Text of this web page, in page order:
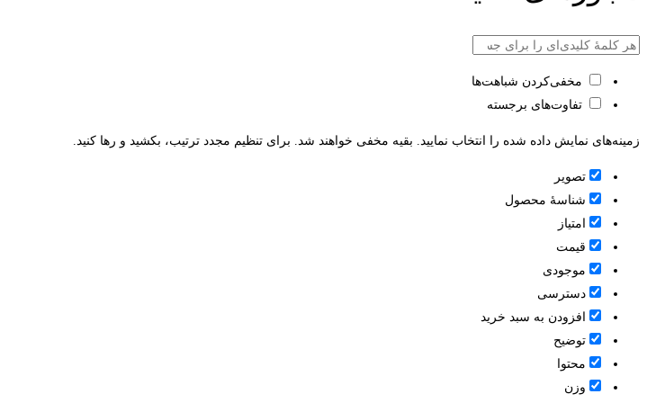
مخفی‌کردن شباهت‌ها
تفاوت‌های برجسته
زمینه‌های نمایش داده شده را انتخاب نمایید. بقیه مخفی خواهند شد. برای تنظیم مجدد ترتیب، بکشید و رها کنید.
تصویر
شناسۀ محصول
امتیاز
قيمت
موجودی
دسترسی
افزودن به سبد خرید
توضیح
محتوا
وزن